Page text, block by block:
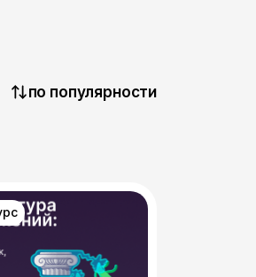
по популярности